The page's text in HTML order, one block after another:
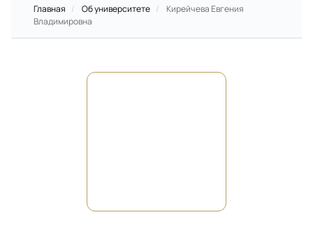
Главная / Об университете /
Кирейчева Евгения
Владимировна